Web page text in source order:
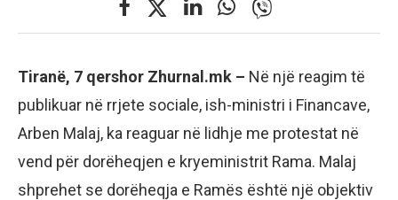
Tiranë, 7 qershor Zhurnal.mk – Në një reagim të
publikuar në rrjete sociale, ish-ministri i Financave,
Arben Malaj, ka reaguar në lidhje me protestat në
vend për dorëheqjen e kryeministrit Rama. Malaj
shprehet se dorëheqja e Ramës është një objektiv